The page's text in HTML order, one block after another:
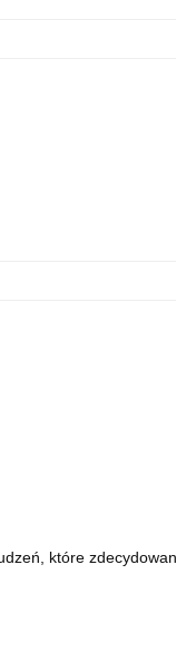
które